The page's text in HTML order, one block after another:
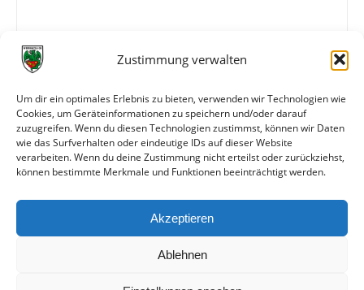
Zustimmung verwalten
Um dir ein optimales Erlebnis zu bieten, verwenden wir Technologien wie
Cookies, um Geräteinformationen zu speichern und/oder darauf
zuzugreifen. Wenn du diesen Technologien zustimmst, können wir Daten
wie das Surfverhalten oder eindeutige IDs auf dieser Website
verarbeiten. Wenn du deine Zustimmung nicht erteilst oder zurückziehst,
können bestimmte Merkmale und Funktionen beeinträchtigt werden.
Akzeptieren
Ablehnen
3:0
Tore
1:0 Bergunde (60.)
2:0 Bergunde (62.)
3:0 U. Boos (75.)
Alle bisherigen Partien der beiden Mannschaften
anzeigen